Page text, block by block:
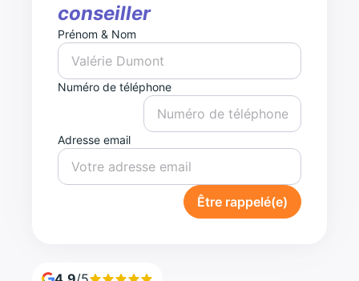
conseiller
Prénom & Nom
Numéro de téléphone
Adresse email
Être rappelé(e)